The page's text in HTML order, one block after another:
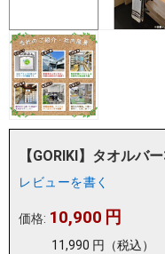
【GORIKI】タオルバ
レビューを書く
価格: 10,900 円
11,990 円 （税込）